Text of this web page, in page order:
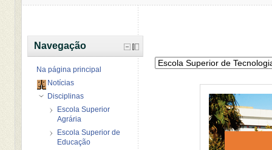
Navegação
Na página principal
Notícias
Disciplinas
Escola Superior
Agrária
Escola Superior de
Educação